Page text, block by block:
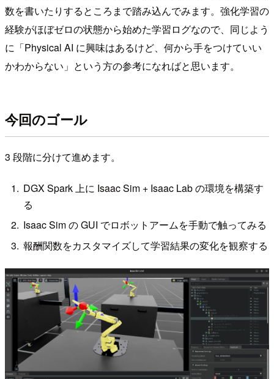
数を書いたりするところまで踏み込んでみます。強化学習の
経験がほぼゼロの状態から始めた学習ログなので、同じよう
に「Physical AI に興味はあるけど、何から手をつけていい
かわからない」という方の参考になればと思います。
今回のゴール
3 段階に分けて進めます。
DGX Spark 上に Isaac Sim + Isaac Lab の環境を構築す
る
Isaac Sim の GUI でロボットアームを手動で触ってみる
報酬関数をカスタマイズして学習結果の変化を観察する